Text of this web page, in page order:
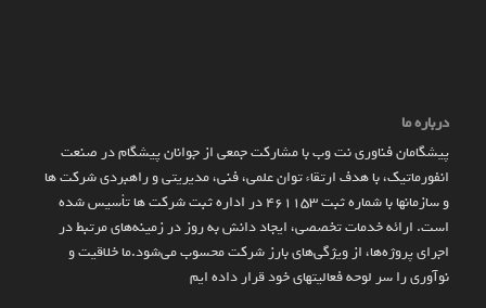
درباره ما
پیشگامان فناوری نت وب با مشارکت جمعی از جوانان پیشگام در صنعت
انفورماتیک، با هدف ارتقاء توان علمی، فنی، مدیریتی و راهبردی شرکت ها
و سازمان­ها با شماره ثبت 461153 در اداره ثبت شرکت ها تأسیس شده
است. ارائه خدمات تخصصی، ایجاد دانش به‌ روز در زمینه‌های مرتبط در
اجرای پروژه‌ها، از ویژگی‌های بارز شرکت محسوب می‌شود.ما خلاقیت و
نوآوری را سر لوحه فعالیتهای خود قرار داده ایم